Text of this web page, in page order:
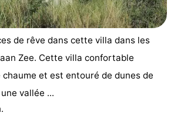
de rêve dans cette villa dans les
Zee. Cette villa confortable
et est entouré de dunes de
vallée ...